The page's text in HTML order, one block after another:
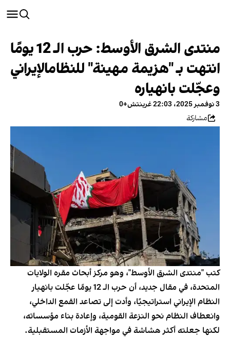
منتدى الشرق الأوسط: حرب الـ 12 يومًا
انتهت بـ "هزيمة مهينة" للنظامالإيراني
وعجّلت بانهياره
3 نوفمبر 2025، 22:03 غرينتش+0
مشاركة
كتب "منتدى الشرق الأوسط"، وهو مركز أبحاث مقره الولايات
المتحدة، في مقال جديد، أن حرب الـ 12 يومًا عجّلت بانهيار
النظام الإيراني استراتيجيًا، وأدت إلى تصاعد القمع الداخلي،
وانعطاف النظام نحو النزعة القومية، وإعادة بناء مؤسساته،
لكنها جعلته أكثر هشاشة في مواجهة الأزمات المستقبلية.